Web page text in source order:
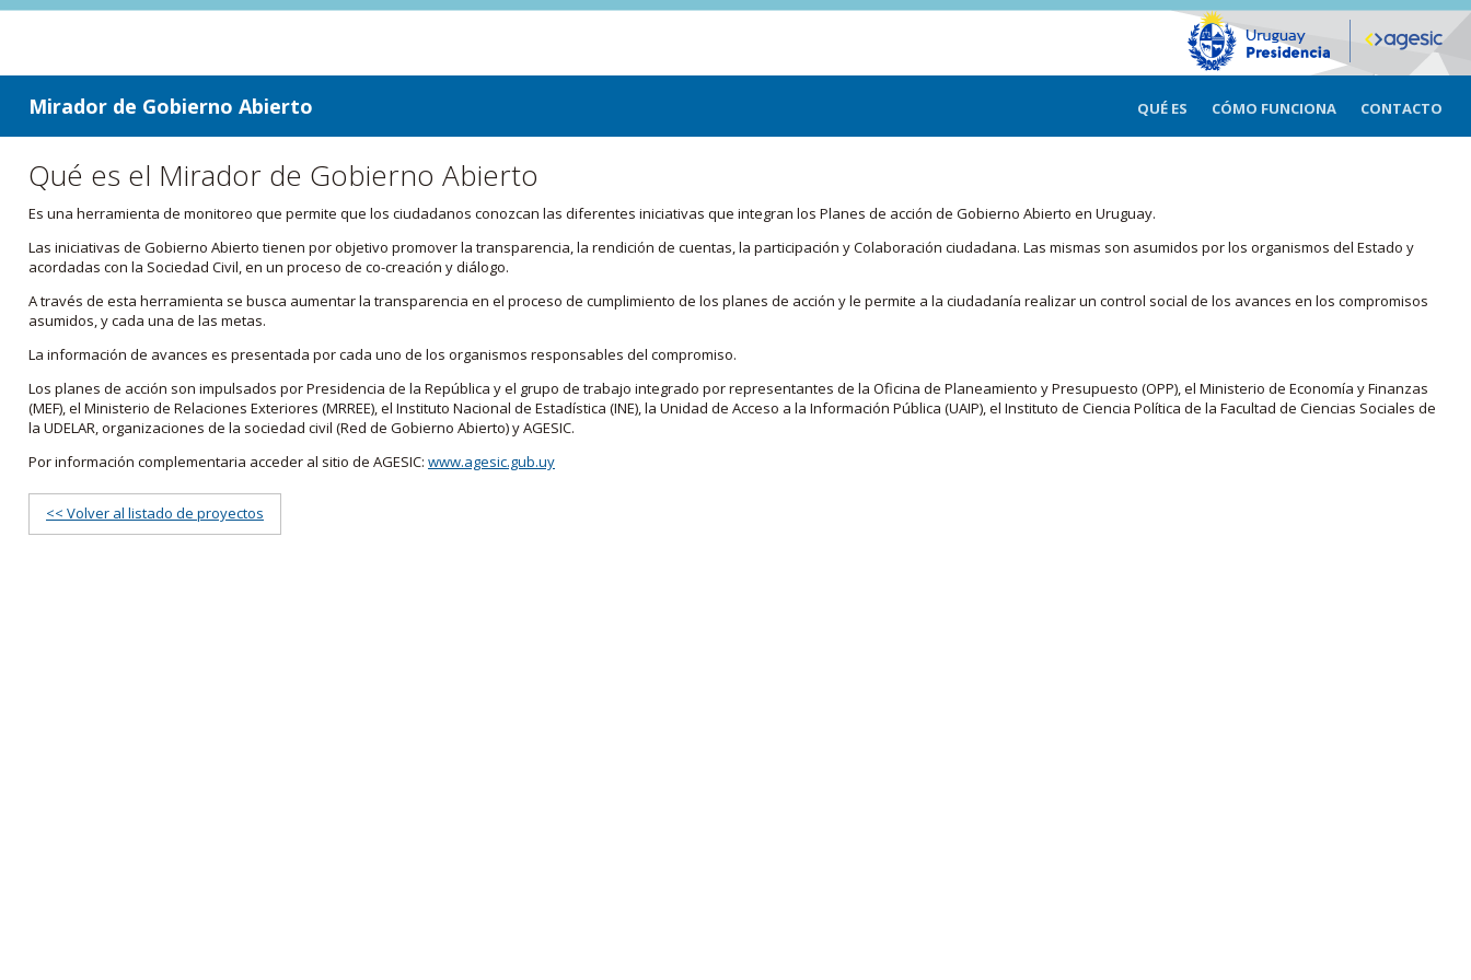
ir a contenido
ir al menú
Mirador de Gobierno Abierto QUÉ ES CÓMO FUNCIONA CONTACTO
Qué es el Mirador de Gobierno Abierto
Es una herramienta de monitoreo que permite que los ciudadanos conozcan las diferentes iniciativas que integran los Planes de acción de Gobierno Abierto en Uruguay.
Las iniciativas de Gobierno Abierto tienen por objetivo promover la transparencia, la rendición de cuentas, la participación y Colaboración ciudadana. Las mismas son asumidos por los organismos del Estado y
acordadas con la Sociedad Civil, en un proceso de co-creación y diálogo.
A través de esta herramienta se busca aumentar la transparencia en el proceso de cumplimiento de los planes de acción y le permite a la ciudadanía realizar un control social de los avances en los compromisos
asumidos, y cada una de las metas.
La información de avances es presentada por cada uno de los organismos responsables del compromiso.
Los planes de acción son impulsados por Presidencia de la República y el grupo de trabajo integrado por representantes de la Oficina de Planeamiento y Presupuesto (OPP), el Ministerio de Economía y Finanzas
(MEF), el Ministerio de Relaciones Exteriores (MRREE), el Instituto Nacional de Estadística (INE), la Unidad de Acceso a la Información Pública (UAIP), el Instituto de Ciencia Política de la Facultad de Ciencias Sociales de
la UDELAR, organizaciones de la sociedad civil (Red de Gobierno Abierto) y AGESIC.
Por información complementaria acceder al sitio de AGESIC: www.agesic.gub.uy
<< Volver al listado de proyectos